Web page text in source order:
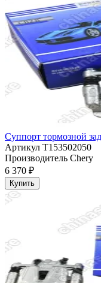
Суппорт тормозной
Артикул T153502050
Производитель Chery
6 370 ₽
Купить